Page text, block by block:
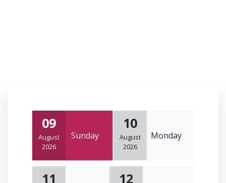
09
August
2026
Sunday
10
August
2026
Monday
11 12